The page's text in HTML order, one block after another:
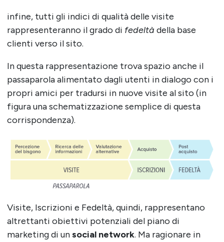
infine, tutti gli indici di qualità delle visite
rappresenteranno il grado di fedeltà della base
clienti verso il sito.
In questa rappresentazione trova spazio anche il
passaparola alimentato dagli utenti in dialogo con i
propri amici per tradursi in nuove visite al sito (in
figura una schematizzazione semplice di questa
corrispondenza).
Visite, Iscrizioni e Fedeltà, quindi, rappresentano
altrettanti obiettivi potenziali del piano di
marketing di unsocial network. Ma ragionare in